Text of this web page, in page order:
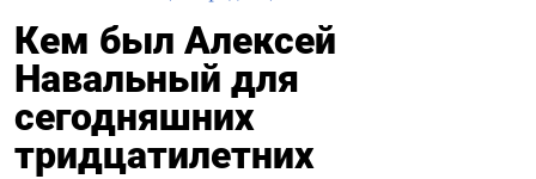
Кем был Алексей
Навальный для
сегодняшних
тридцатилетних